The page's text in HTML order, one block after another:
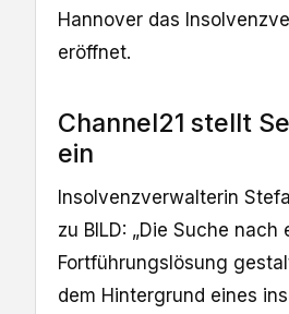
Hannover das
eröffnet.
Channel21 stellt
ein
Insolvenzverwalterin
zu BILD: „Die Suche nach
Fortführungslösung
dem Hintergrund eines